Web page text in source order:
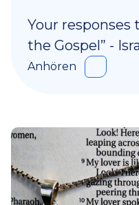
Your responses
the Gospel” -
Anhören